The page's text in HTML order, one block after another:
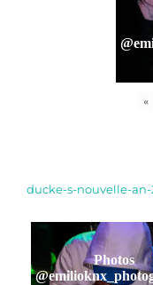
«
ducke-s-nouvelle-an-
Photos